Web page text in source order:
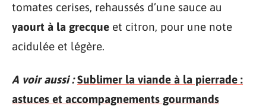
tomates cerises, rehaussés d’une sauce au
yaourt à la grecque et citron, pour une note
acidulée et légère.
A voir aussi : Sublimer la viande à la pierrade :
astuces et accompagnements gourmands